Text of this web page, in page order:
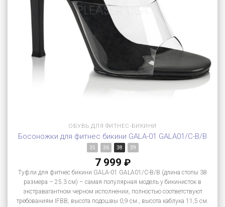
ОБУВЬ ДЛЯ ФИТНЕС-БИКИНИ
Босоножки для фитнес бикини GALA-01 GALA01/C-B/B
35 36 38 39
7 999 ₽
Туфли для фитнес бикини GALA-01 GALA01/C-B/B (длина стопы 38
размера – 25.3 см) – самая популярная модель у бикинисток в
экстравагантном черном исполнении, полностью соответствуют
требованиям IFBB, высота подошвы 0,9 см., высота каблука 11,5 см.